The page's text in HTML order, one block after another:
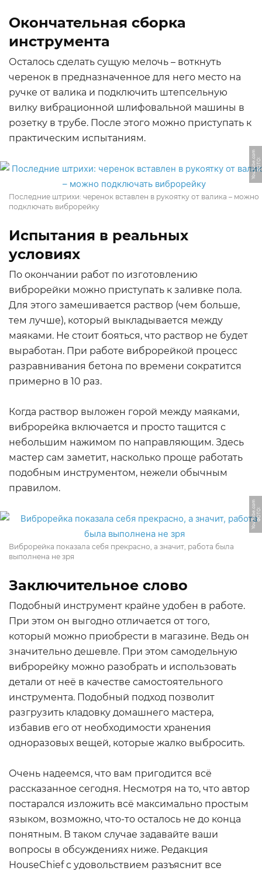
Окончательная сборка
инструмента
Осталось сделать сущую мелочь – воткнуть
черенок в предназначенное для него место на
ручке от валика и подключить штепсельную
вилку вибрационной шлифовальной машины в
розетку в трубе. После этого можно приступать к
практическим испытаниям.
Ф
О
Т
О:
Y
o
u
T
u
b
e.
c
o
m
Последние штрихи: черенок вставлен в рукоятку от валика – можно
подключать виброрейку
Испытания в реальных
условиях
По окончании работ по изготовлению
виброрейки можно приступать к заливке пола.
Для этого замешивается раствор (чем больше,
тем лучше), который выкладывается между
маяками. Не стоит бояться, что раствор не будет
выработан. При работе виброрейкой процесс
разравнивания бетона по времени сократится
примерно в 10 раз.
Когда раствор выложен горой между маяками,
виброрейка включается и просто тащится с
небольшим нажимом по направляющим. Здесь
мастер сам заметит, насколько проще работать
подобным инструментом, нежели обычным
правилом.
Ф
О
Т
О:
Y
o
u
T
u
b
e.
c
o
m
Виброрейка показала себя прекрасно, а значит, работа была
выполнена не зря
Заключительное слово
Подобный инструмент крайне удобен в работе.
При этом он выгодно отличается от того,
который можно приобрести в магазине. Ведь он
значительно дешевле. При этом самодельную
виброрейку можно разобрать и использовать
детали от неё в качестве самостоятельного
инструмента. Подобный подход позволит
разгрузить кладовку домашнего мастера,
избавив его от необходимости хранения
одноразовых вещей, которые жалко выбросить.
Очень надеемся, что вам пригодится всё
рассказанное сегодня. Несмотря на то, что автор
постарался изложить всё максимально простым
языком, возможно, что-то осталось не до конца
понятным. В таком случае задавайте ваши
вопросы в обсуждениях ниже. Редакция
HouseChief с удовольствием разъяснит все